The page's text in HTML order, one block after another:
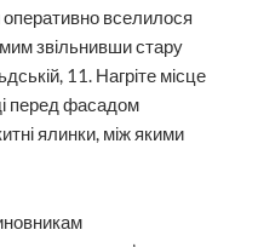
оперативно вселилося
звільнивши стару
11. Нагріте місце
перед фасадом
ялинки, між якими